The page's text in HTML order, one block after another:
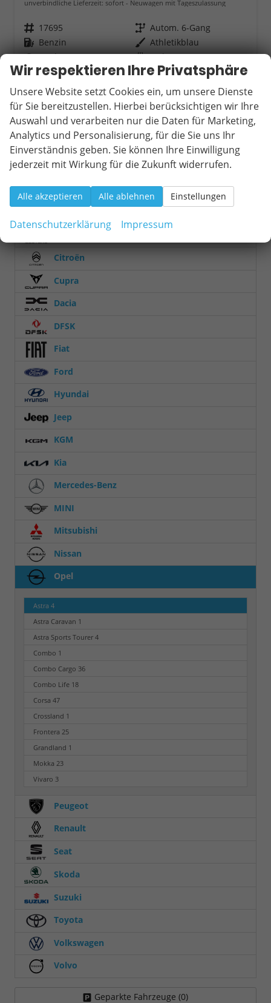
unverbindliche Lieferzeit: sofort Neuwagen mit Tageszulassung
Fahrzeugnr. 17695 Getriebe Autom. 6-Gang
Kraftstoff Benzin Außenfarbe Athletikblau
Leistung 100 kW (136 PS) Kilometerstand 10 km
31.490,– €
incl. 19% MwSt.
Verbrauch kombiniert:5,00 l/100km
CO2-Klasse: C
CO2-Emissionen:112,00 g/km
Fahrzeugnr.
Audi
Citroën
Cupra
Dacia
DFSK
Fiat
Ford
Hyundai
Jeep
KGM
Kia
Mercedes-Benz
MINI
Mitsubishi
Nissan
Opel
Astra 4
Astra Caravan 1
Astra Sports Tourer 4
Combo 1
Combo Cargo 36
Combo Life 18
Corsa 47
Crossland 1
Frontera 25
Grandland 1
Mokka 23
Vivaro 3
Peugeot
Renault
Seat
Skoda
Suzuki
Toyota
Volkswagen
Volvo
Geparkte Fahrzeuge (0)
Wir respektieren Ihre Privatsphäre
Unsere Website setzt Cookies ein, um unsere Dienste
für Sie bereitzustellen. Hierbei berücksichtigen wir Ihre
Auswahl und verarbeiten nur die Daten für Marketing,
Analytics und Personalisierung, für die Sie uns Ihr
Einverständnis geben. Sie können Ihre Einwilligung
jederzeit mit Wirkung für die Zukunft widerrufen.
Alle akzeptieren Alle ablehnen Einstellungen
Datenschutzerklärung Impressum